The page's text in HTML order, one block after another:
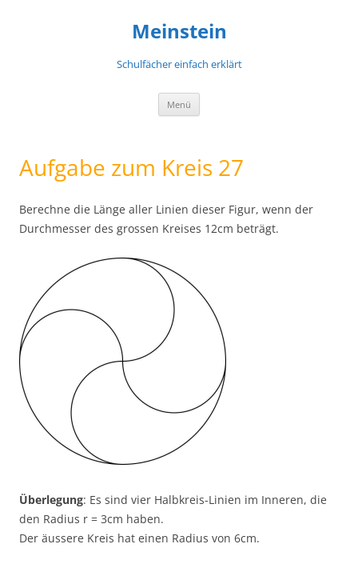
Meinstein
Schulfächer einfach erklärt
Menü
Aufgabe zum Kreis 27
Berechne die Länge aller Linien dieser Figur, wenn der
Durchmesser des grossen Kreises 12cm beträgt.
Überlegung: Es sind vier Halbkreis-Linien im Inneren, die
den Radius r = 3cm haben.
Der äussere Kreis hat einen Radius von 6cm.